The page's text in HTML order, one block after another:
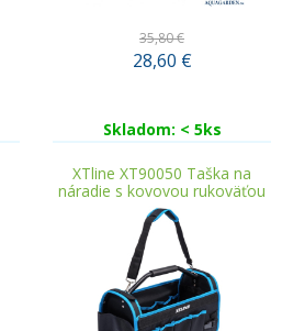
35,80 €
28,60 €
Skladom: < 5ks
XTline XT90050 Taška na
náradie s kovovou rukoväťou